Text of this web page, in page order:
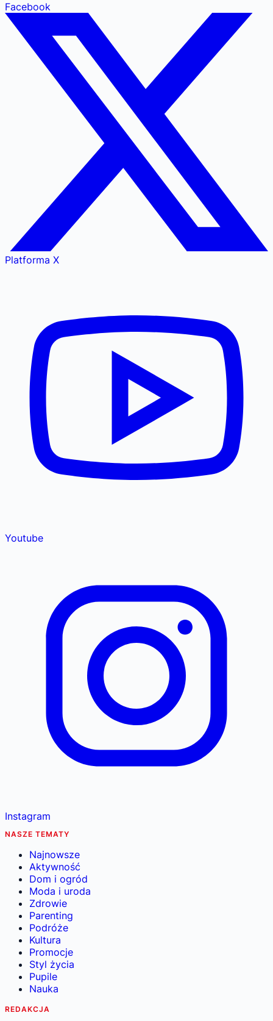
Facebook
Platforma X
Youtube
Instagram
NASZE TEMATY
Najnowsze
Aktywność
Dom i ogród
Moda i uroda
Zdrowie
Parenting
Podróże
Kultura
Promocje
Styl życia
Pupile
Nauka
REDAKCJA